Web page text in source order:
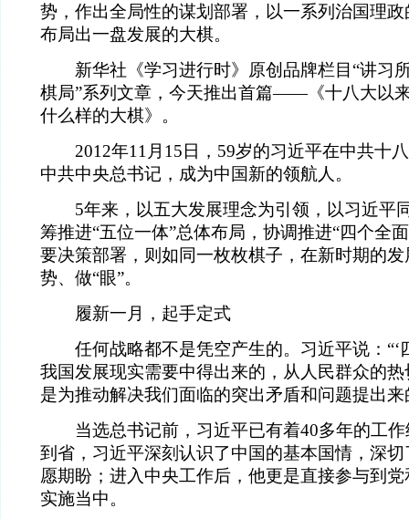
势，作出全局性的谋划部署，以一系列治国理
布局出一盘发展的大棋。
新华社《学习进行时》原创品牌栏目“讲习所
棋局”系列文章，今天推出首篇——《十八大以
什么样的大棋》。
2012年11月15日，59岁的习近平在中共十
中共中央总书记，成为中国新的领航人。
5年来，以五大发展理念为引领，以习近平
筹推进“五位一体”总体布局，协调推进“四个全
要决策部署，则如同一枚枚棋子，在新时期的
势、做“眼”。
履新一月，起手定式
任何战略都不是凭空产生的。习近平说：“‘
我国发展现实需要中得出来的，从人民群众的
是为推动解决我们面临的突出矛盾和问题提出来
当选总书记前，习近平已有着40多年的工作
到省，习近平深刻认识了中国的基本国情，深
愿期盼；进入中央工作后，他更是直接参与到
实施当中。